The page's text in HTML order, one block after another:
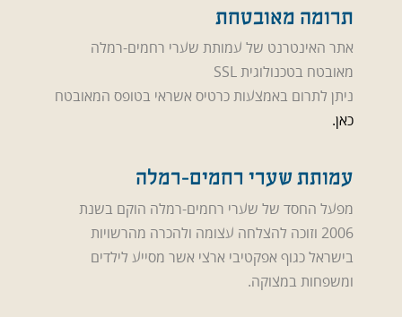
תרומה מאובטחת
אתר האינטרנט של עמותת שערי רחמים-רמלה
מאובטח בטכנולוגית SSL
ניתן לתרום באמצעות כרטיס אשראי בטופס המאובטח
כאן.
עמותת שערי רחמים-רמלה
מפעל החסד של שערי רחמים-רמלה הוקם בשנת
2006 וזוכה להצלחה עצומה ולהכרה מהרשויות
בישראל כגוף אפקטיבי ארצי אשר מסייע לילדים
ומשפחות במצוקה.